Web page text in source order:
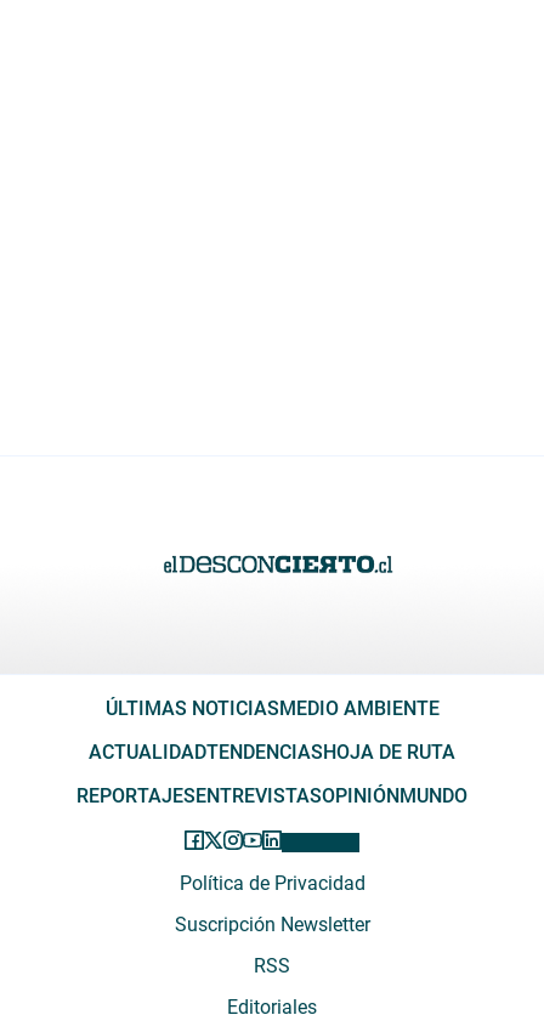
ÚLTIMAS NOTICIASMEDIO AMBIENTE
ACTUALIDADTENDENCIASHOJA DE RUTA
REPORTAJESENTREVISTASOPINIÓNMUNDO
Política de Privacidad
Suscripción Newsletter
RSS
Editoriales